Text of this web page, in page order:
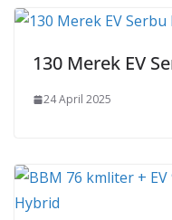
130 Merek EV
24 April 2025